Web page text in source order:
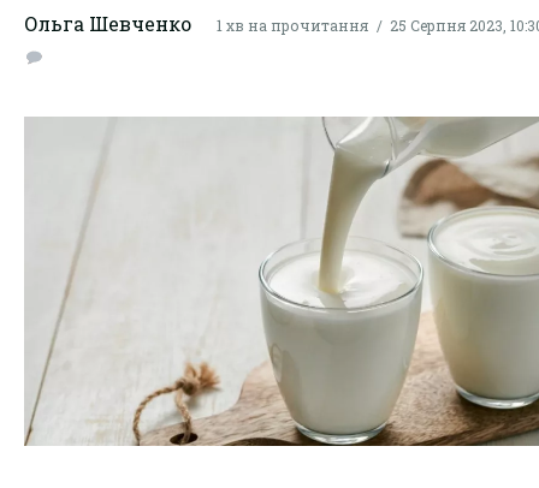
Ольга Шевченко 1 хв на прочитання 25 Серпня 2023,